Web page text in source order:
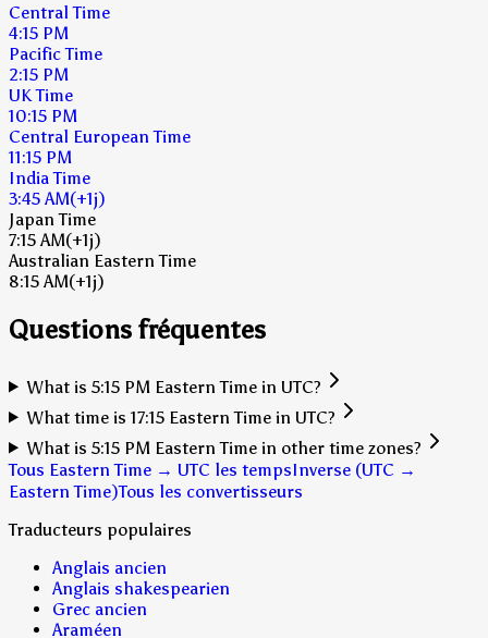
Central Time
4:15 PM
Pacific Time
2:15 PM
UK Time
10:15 PM
Central European Time
11:15 PM
India Time
3:45 AM(+1j)
Japan Time
7:15 AM(+1j)
Australian Eastern Time
8:15 AM(+1j)
Questions fréquentes
What is 5:15 PM Eastern Time in UTC?
What time is 17:15 Eastern Time in UTC?
What is 5:15 PM Eastern Time in other time zones?
Tous Eastern Time → UTC les tempsInverse (UTC →
Eastern Time)Tous les convertisseurs
Traducteurs populaires
Anglais ancien
Anglais shakespearien
Grec ancien
Araméen